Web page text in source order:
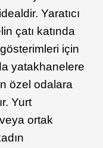
Yaratıcı
çatı katında
için
yatakhanelere
özel odalara
Yurt
ortak